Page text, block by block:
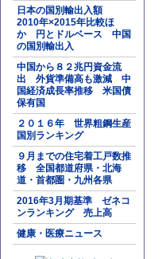
日本の国別輸出入額
2010年×2015年比較ほ
か 円とドルベース 中国
の国別輸出入
中国から８２兆円資金流
出 外貨準備高も激減 中
国経済成長率推移 米国債
保有国
２０１６年 世界粗鋼生産
国別ランキング
９月までの住宅着工戸数推
移 全国都道府県・北海
道・首都圏・九州各県
2016年3月期基準 ゼネコ
ンランキング 売上高
健康・医療ニュース